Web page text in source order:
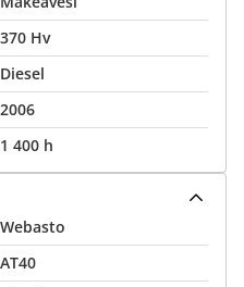
370 Hv
Diesel
2006
1 400 h
Webasto
AT40